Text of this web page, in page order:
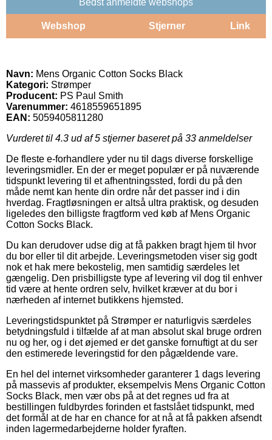
Webshop Stjerner Link
Navn: Mens Organic Cotton Socks Black
Kategori: Strømper
Producent: PS Paul Smith
Varenummer: 4618559651895
EAN: 5059405811280
Vurderet til 4.3 ud af 5 stjerner baseret på 33 anmeldelser
De fleste e-forhandlere yder nu til dags diverse forskellige
leveringsmidler. En der er meget populær er på nuværende
tidspunkt levering til et afhentningssted, fordi du på den
måde nemt kan hente din ordre når det passer ind i din
hverdag. Fragtløsningen er altså ultra praktisk, og desuden
ligeledes den billigste fragtform ved køb af Mens Organic
Cotton Socks Black.
Du kan derudover udse dig at få pakken bragt hjem til hvor
du bor eller til dit arbejde. Leveringsmetoden viser sig godt
nok et hak mere bekostelig, men samtidig særdeles let
gængelig. Den prisbilligste type af levering vil dog til enhver
tid være at hente ordren selv, hvilket kræver at du bor i
nærheden af internet butikkens hjemsted.
Leveringstidspunktet på Strømper er naturligvis særdeles
betydningsfuld i tilfælde af at man absolut skal bruge ordren
nu og her, og i det øjemed er det ganske fornuftigt at du ser
den estimerede leveringstid for den pågældende vare.
En hel del internet virksomheder garanterer 1 dags levering
på massevis af produkter, eksempelvis Mens Organic Cotton
Socks Black, men vær obs på at det regnes ud fra at
bestillingen fuldbyrdes forinden et fastslået tidspunkt, med
det formål at de har en chance for at nå at få pakken afsendt
inden lagermedarbejderne holder fyraften.